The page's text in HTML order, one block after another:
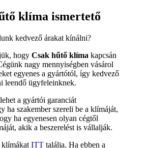
klíma ismertető
kedvező árakat kínálni?
hogy Csak hűtő klíma kapcsán
nagy mennyiségben vásárol
egyenes a gyártótól, így kedvező
leendő ügyfeleinknek.
a gyártói garanciát
ha szakember szereli be a klímáját,
ha egyenesen olyan cégtől
akik a beszerelést is vállalják.
ITT találja. Ha ebben a